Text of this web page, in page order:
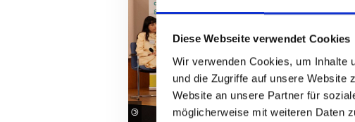
Diese Webseite verwendet Cookies
Wir verwenden Cookies, um Inhalte
und die Zugriffe auf unsere Website
Website an unsere Partner für
möglicherweise mit weiteren Daten
©